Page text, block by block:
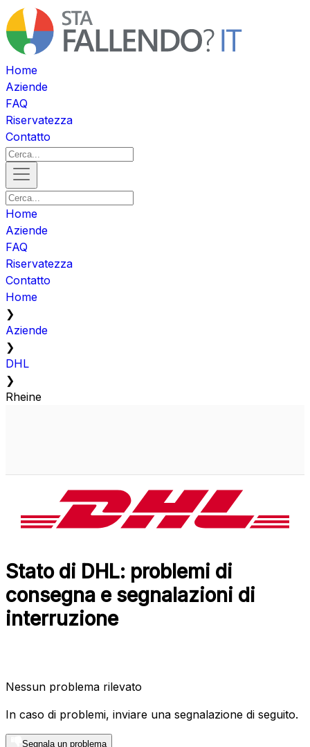
Home
Aziende
FAQ
Riservatezza
Contatto
Home
Aziende
FAQ
Riservatezza
Contatto
Home
❯
Aziende
❯
DHL
❯
Rheine
Stato di DHL: problemi di
consegna e segnalazioni di
interruzione
Nessun problema rilevato
In caso di problemi, inviare una segnalazione di seguito.
Segnala un problema